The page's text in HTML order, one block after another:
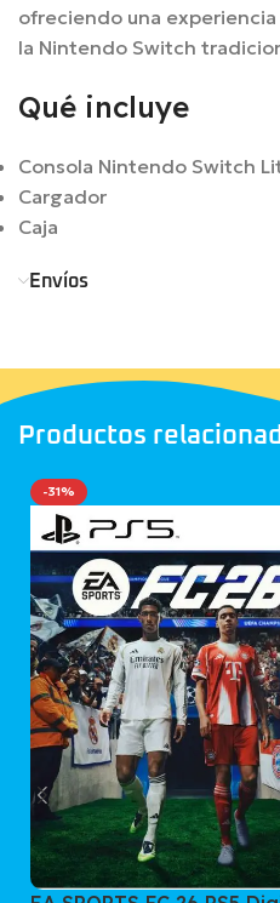
ofreciendo una
la Nintendo Switch
Qué incluye
Consola Nintendo Switch
Cargador
Caja
Envíos
Productos
-31%